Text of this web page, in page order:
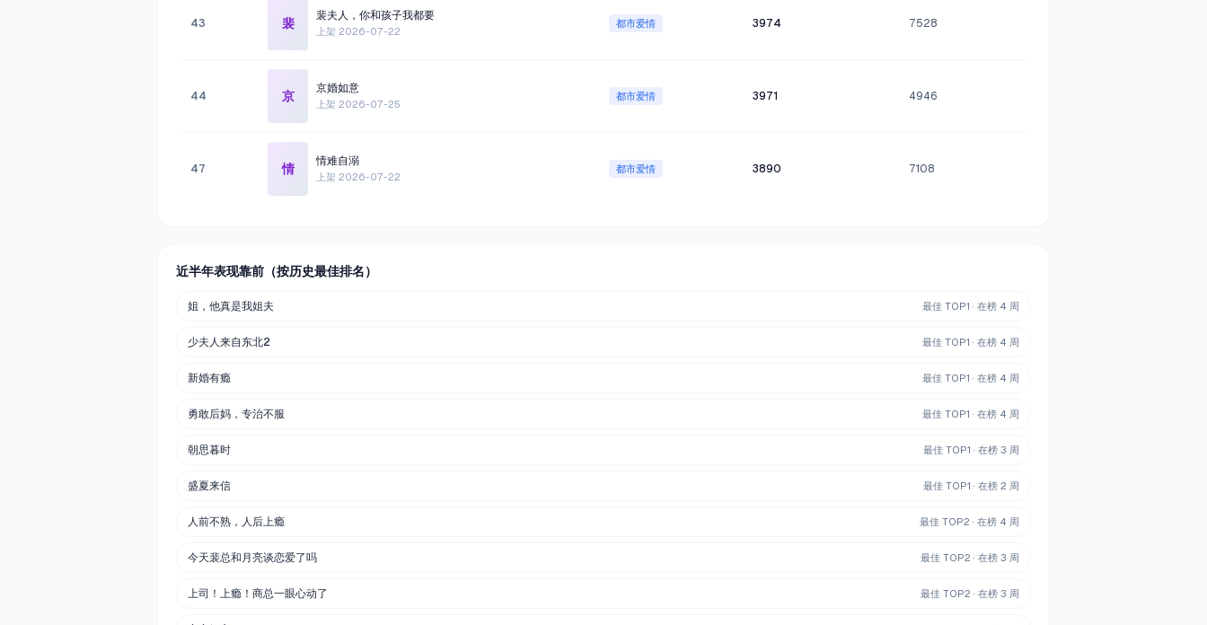
43 裴
裴夫人，你和孩子我都要
上架 2026-07-22
都市爱情 3974 7528
44 京
京婚如意
上架 2026-07-25
都市爱情 3971 4946
47 情
情难自溺
上架 2026-07-22
都市爱情 3890 7108
近半年表现靠前（按历史最佳排名）
姐，他真是我姐夫 最佳 TOP1 · 在榜 4 周
少夫人来自东北2 最佳 TOP1 · 在榜 4 周
新婚有瘾 最佳 TOP1 · 在榜 4 周
勇敢后妈，专治不服 最佳 TOP1 · 在榜 4 周
朝思暮时 最佳 TOP1 · 在榜 3 周
盛夏来信 最佳 TOP1 · 在榜 2 周
人前不熟，人后上瘾 最佳 TOP2 · 在榜 4 周
今天裴总和月亮谈恋爱了吗 最佳 TOP2 · 在榜 3 周
上司！上瘾！商总一眼心动了 最佳 TOP2 · 在榜 3 周